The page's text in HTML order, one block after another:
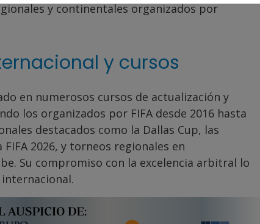
y continentales organizados por
y cursos
en numerosos cursos de actualización y
los organizados por FIFA desde 2016 hasta
destacados como la Dallas Cup, las
2026, y torneos regionales en
Su compromiso con la excelencia arbitral lo